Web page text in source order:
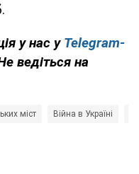
у нас у Telegram-
ведіться на
міст Війна в Україні